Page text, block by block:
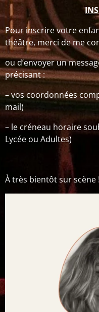
Pour inscrire votre
théâtre, merci de me
ou d’envoyer un
précisant :
– vos coordonnées
mail)
– le créneau horaire
Lycée ou Adultes)
À très bientôt sur scène !